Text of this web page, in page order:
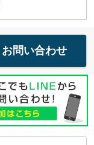
お問い合わせ